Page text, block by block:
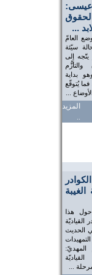
...
العامّ
سيّئة
يتّجه إلى
بداية
يُتوقّع
...
المزيد
..
الغيبة
حول هذا
القياديّة
الحديث
المهديّ:
...